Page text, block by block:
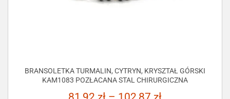
BRANSOLETKA TURMALIN, CYTRYN, KRYSZTAŁ GÓRSKI
KAM1083 POZŁACANA STAL CHIRURGICZNA